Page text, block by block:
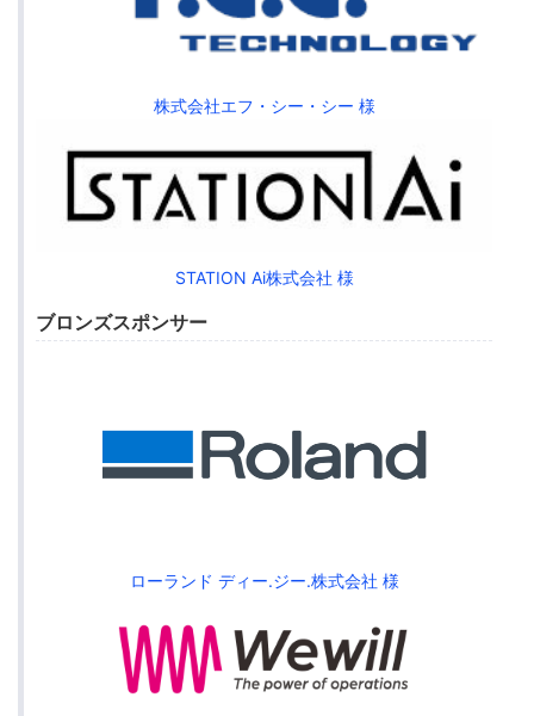
株式会社エフ・シー・シー 様
STATION Ai株式会社 様
ブロンズスポンサー
ローランド ディー.ジー.株式会社 様